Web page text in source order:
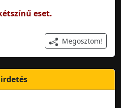
eset.
Megosztom!